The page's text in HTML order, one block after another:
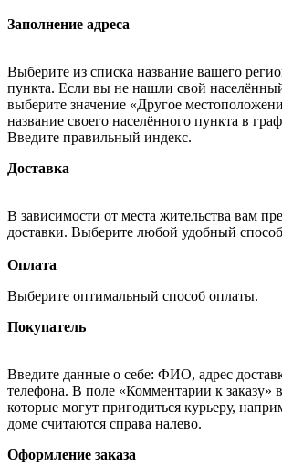
Заполнение адреса
Выберите из списка название вашего
пункта. Если вы не нашли свой
выберите значение «Другое
название своего населённого пункта в
Введите правильный индекс.
Доставка
В зависимости от места жительства вам
доставки. Выберите любой удобный
Оплата
Выберите оптимальный способ оплаты.
Покупатель
Введите данные о себе: ФИО, адрес
телефона. В поле «Комментарии к заказу»
которые могут пригодиться курьеру,
доме считаются справа налево.
Оформление заказа